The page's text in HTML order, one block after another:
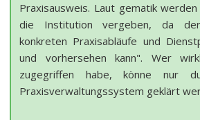
Praxisausweis. Laut gematik
die Institution vergeben, da
konkreten Praxisabläufe und
und vorhersehen kann". Wer
zugegriffen habe, könne nur
Praxisverwaltungssystem geklärt